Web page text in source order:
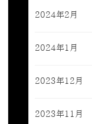
2024年2月
2024年1月
2023年12月
2023年11月